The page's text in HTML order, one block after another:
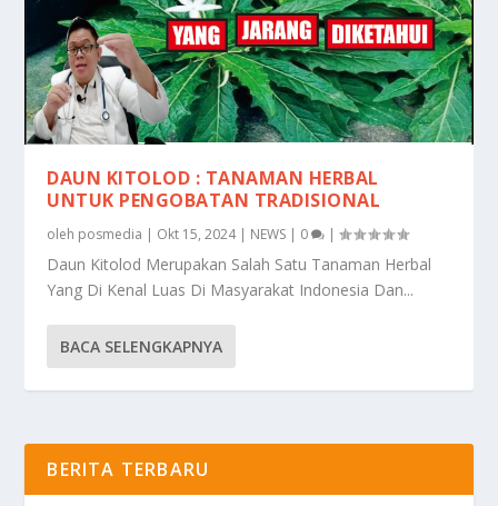
DAUN KITOLOD : TANAMAN HERBAL
UNTUK PENGOBATAN TRADISIONAL
oleh posmedia | Okt 15, 2024| NEWS | 0 |
Daun Kitolod Merupakan Salah Satu Tanaman Herbal
Yang Di Kenal Luas Di Masyarakat Indonesia Dan...
BACA SELENGKAPNYA
BERITA TERBARU